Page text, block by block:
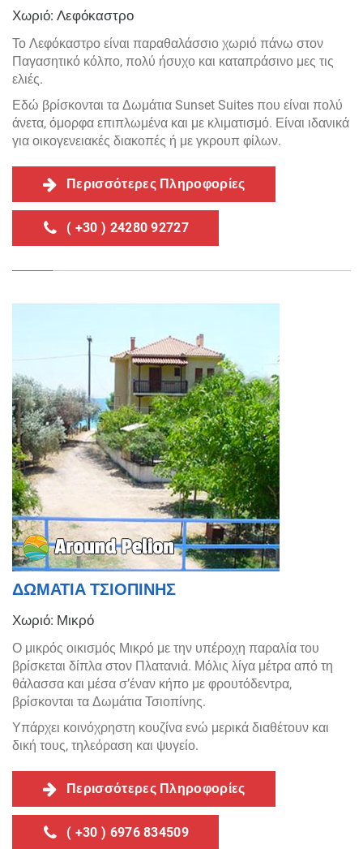
Χωριό: Λεφόκαστρο
Το Λεφόκαστρο είναι παραθαλάσσιο χωριό πάνω στον
Παγασητικό κόλπο, πολύ ήσυχο και καταπράσινο μες τις
ελιές.
Εδώ βρίσκονται τα Δωμάτια Sunset Suites που είναι πολύ
άνετα, όμορφα επιπλωμένα και με κλιματισμό. Είναι ιδανικά
για οικογενειακές διακοπές ή με γκρουπ φίλων.
Περισσότερες Πληροφορίες
( +30 ) 24280 92727
ΔΩΜΑΤΙΑ ΤΣΙΟΠΙΝΗΣ
Χωριό: Μικρό
Ο μικρός οικισμός Μικρό με την υπέροχη παραλία του
βρίσκεται δίπλα στον Πλατανιά. Μόλις λίγα μέτρα από τη
θάλασσα και μέσα σ’έναν κήπο με φρουτόδεντρα,
βρίσκονται τα Δωμάτια Τσιοπίνης.
Υπάρχει κοινόχρηστη κουζίνα ενώ μερικά διαθέτουν και
δική τους, τηλεόραση και ψυγείο.
Περισσότερες Πληροφορίες
( +30 ) 6976 834509